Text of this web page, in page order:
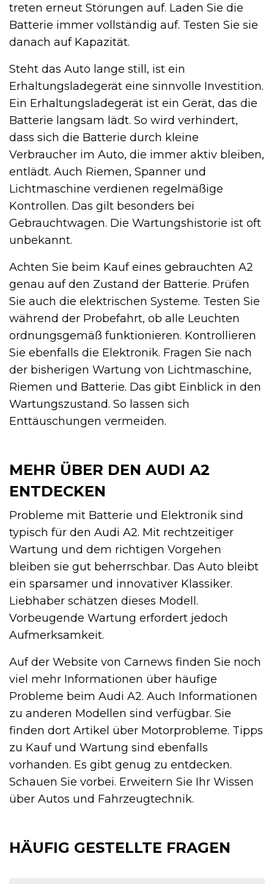
treten erneut Störungen auf. Laden Sie die
Batterie immer vollständig auf. Testen Sie sie
danach auf Kapazität.
Steht das Auto lange still, ist ein
Erhaltungsladegerät eine sinnvolle Investition.
Ein Erhaltungsladegerät ist ein Gerät, das die
Batterie langsam lädt. So wird verhindert,
dass sich die Batterie durch kleine
Verbraucher im Auto, die immer aktiv bleiben,
entlädt. Auch Riemen, Spanner und
Lichtmaschine verdienen regelmäßige
Kontrollen. Das gilt besonders bei
Gebrauchtwagen. Die Wartungshistorie ist oft
unbekannt.
Achten Sie beim Kauf eines gebrauchten A2
genau auf den Zustand der Batterie. Prüfen
Sie auch die elektrischen Systeme. Testen Sie
während der Probefahrt, ob alle Leuchten
ordnungsgemäß funktionieren. Kontrollieren
Sie ebenfalls die Elektronik. Fragen Sie nach
der bisherigen Wartung von Lichtmaschine,
Riemen und Batterie. Das gibt Einblick in den
Wartungszustand. So lassen sich
Enttäuschungen vermeiden.
MEHR ÜBER DEN AUDI A2
ENTDECKEN
Probleme mit Batterie und Elektronik sind
typisch für den Audi A2. Mit rechtzeitiger
Wartung und dem richtigen Vorgehen
bleiben sie gut beherrschbar. Das Auto bleibt
ein sparsamer und innovativer Klassiker.
Liebhaber schätzen dieses Modell.
Vorbeugende Wartung erfordert jedoch
Aufmerksamkeit.
Auf der Website von Carnews finden Sie noch
viel mehr Informationen über häufige
Probleme beim Audi A2. Auch Informationen
zu anderen Modellen sind verfügbar. Sie
finden dort Artikel über Motorprobleme. Tipps
zu Kauf und Wartung sind ebenfalls
vorhanden. Es gibt genug zu entdecken.
Schauen Sie vorbei. Erweitern Sie Ihr Wissen
über Autos und Fahrzeugtechnik.
HÄUFIG GESTELLTE FRAGEN